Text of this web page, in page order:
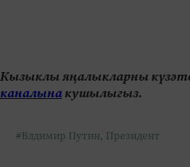
Кызыклы яңалыкларны
каналынакушылыгыз.
#Влдимир Путин, Президент